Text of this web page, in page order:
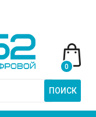
ПОИСК
0